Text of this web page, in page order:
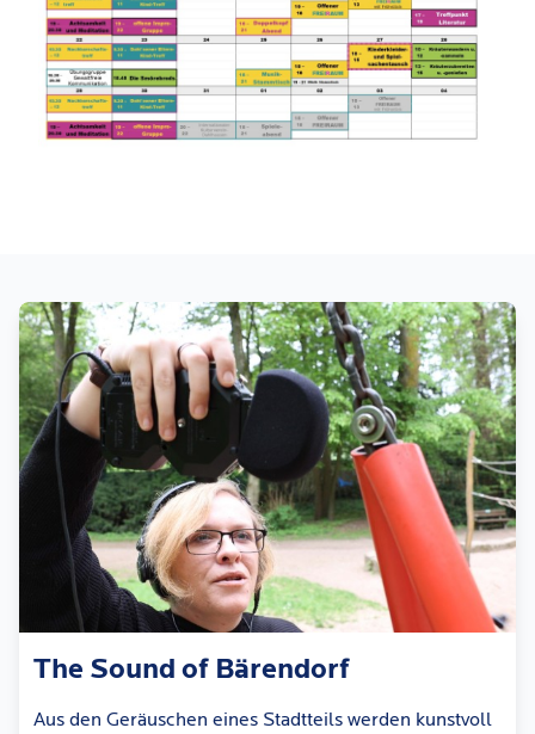
The Sound of Bärendorf
Aus den Geräuschen eines Stadtteils werden kunstvoll